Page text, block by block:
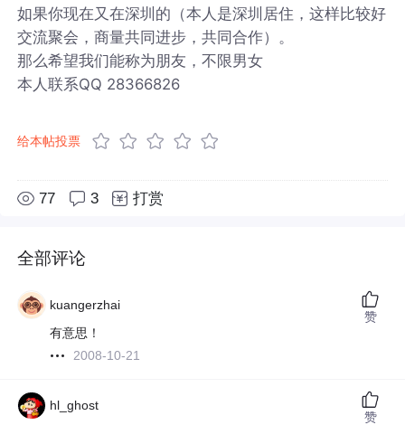
如果你现在又在深圳的（本人是深圳居住，这样比较好
交流聚会，商量共同进步，共同合作）。
那么希望我们能称为朋友，不限男女
本人联系QQ 28366826
给本帖投票
77 3 打赏
全部评论
kuangerzhai
有意思！
2008-10-21
赞
hl_ghost
赞